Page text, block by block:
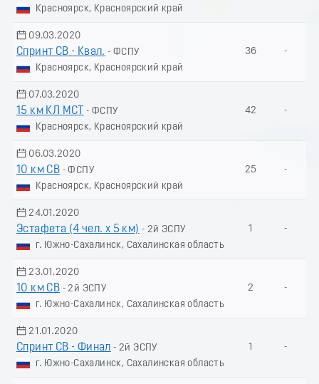
Красноярск, Красноярский край
09.03.2020
Спринт СВ - Квал. - ФСПУ
Красноярск, Красноярский край
36 -
07.03.2020
15 км КЛ МСТ
- ФСПУ
Красноярск, Красноярский край
42 -
06.03.2020
10 км СВ - ФСПУ
Красноярск, Красноярский край
25 -
24.01.2020
Эстафета (4 чел. х 5 км) - 2й ЭСПУ
г. Южно-Сахалинск, Сахалинская область
1 -
23.01.2020
10 км СВ - 2й ЭСПУ
г. Южно-Сахалинск, Сахалинская область
2 -
21.01.2020
Спринт СВ - Финал - 2й ЭСПУ
г. Южно-Сахалинск, Сахалинская область
1 -